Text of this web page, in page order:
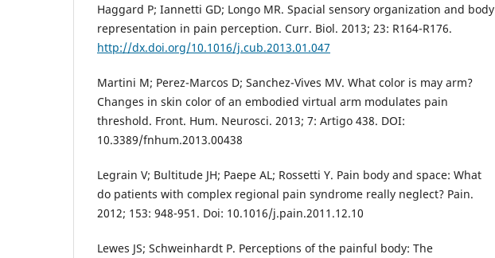
Haggard P; Iannetti GD; Longo MR. Spacial sensory organization and body
representation in pain perception. Curr. Biol. 2013; 23: R164-R176.
http://dx.doi.org/10.1016/j.cub.2013.01.047
Martini M; Perez-Marcos D; Sanchez-Vives MV. What color is may arm?
Changes in skin color of an embodied virtual arm modulates pain
threshold. Front. Hum. Neurosci. 2013; 7: Artigo 438. DOI:
10.3389/fnhum.2013.00438
Legrain V; Bultitude JH; Paepe AL; Rossetti Y. Pain body and space: What
do patients with complex regional pain syndrome really neglect? Pain.
2012; 153: 948-951. Doi: 10.1016/j.pain.2011.12.10
Lewes JS; Schweinhardt P. Perceptions of the painful body: The